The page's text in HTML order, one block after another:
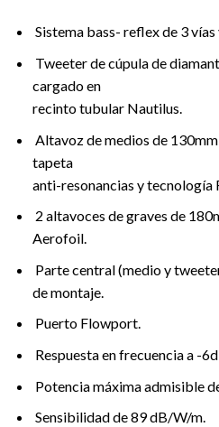
Sistema bass- reflex de 3
Tweeter de cúpula de
cargado en
recinto tubular Nautilus.
Altavoz de medios de
tapeta
anti-resonancias y tecnología
2 altavoces de graves de
Aerofoil.
Parte central (medio y
de montaje.
Puerto Flowport.
Respuesta en frecuencia a -
Potencia máxima admisible
Sensibilidad de 89 dB/W/m.